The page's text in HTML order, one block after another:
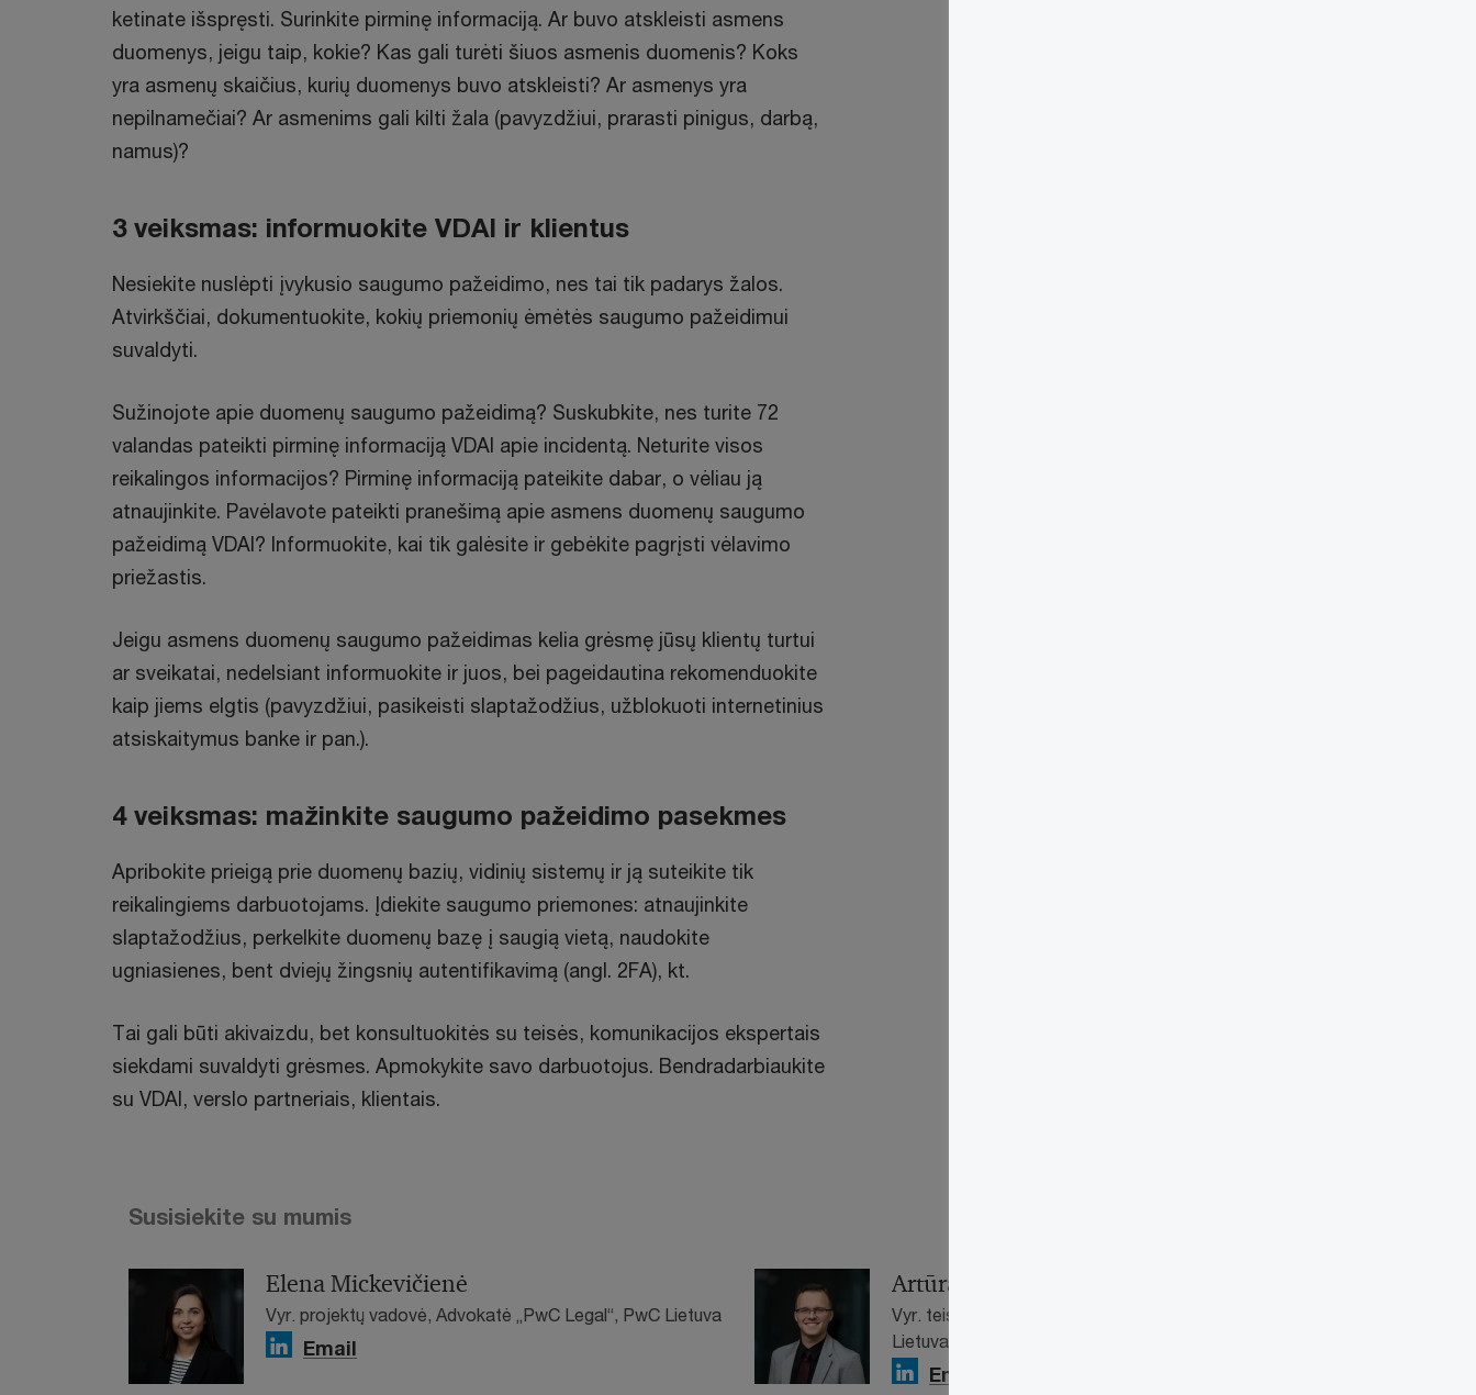
ketinate išspręsti. Surinkite pirminę informaciją. Ar buvo atskleisti asmens
duomenys, jeigu taip, kokie? Kas gali turėti šiuos asmenis duomenis? Koks
yra asmenų skaičius, kurių duomenys buvo atskleisti? Ar asmenys yra
nepilnamečiai? Ar asmenims gali kilti žala (pavyzdžiui, prarasti pinigus, darbą,
namus)?
3 veiksmas: informuokite VDAI ir klientus
Nesiekite nuslėpti įvykusio saugumo pažeidimo, nes tai tik padarys žalos.
Atvirkščiai, dokumentuokite, kokių priemonių ėmėtės saugumo pažeidimui
suvaldyti.
Sužinojote apie duomenų saugumo pažeidimą? Suskubkite, nes turite 72
valandas pateikti pirminę informaciją VDAI apie incidentą. Neturite visos
reikalingos informacijos? Pirminę informaciją pateikite dabar, o vėliau ją
atnaujinkite. Pavėlavote pateikti pranešimą apie asmens duomenų saugumo
pažeidimą VDAI? Informuokite, kai tik galėsite ir gebėkite pagrįsti vėlavimo
priežastis.
Jeigu asmens duomenų saugumo pažeidimas kelia grėsmę jūsų klientų turtui
ar sveikatai, nedelsiant informuokite ir juos, bei pageidautina rekomenduokite
kaip jiems elgtis (pavyzdžiui, pasikeisti slaptažodžius, užblokuoti internetinius
atsiskaitymus banke ir pan.).
4 veiksmas: mažinkite saugumo pažeidimo pasekmes
Apribokite prieigą prie duomenų bazių, vidinių sistemų ir ją suteikite tik
reikalingiems darbuotojams. Įdiekite saugumo priemones: atnaujinkite
slaptažodžius, perkelkite duomenų bazę į saugią vietą, naudokite
ugniasienes, bent dviejų žingsnių autentifikavimą (angl. 2FA), kt.
Tai gali būti akivaizdu, bet konsultuokitės su teisės, komunikacijos ekspertais
siekdami suvaldyti grėsmes. Apmokykite savo darbuotojus. Bendradarbiaukite
su VDAI, verslo partneriais, klientais.
Susisiekite su mumis
Elena Mickevičienė
Vyr. projektų vadovė, Advokatė „PwC Legal“, PwC Lietuva
Email
Artūras Anisimenka
Vyr. teisininkas, Advokato padėjėjas, „PwC Legal“, PwC
Lietuva
Email